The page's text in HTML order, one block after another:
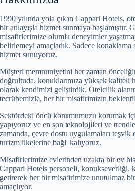
1990 yılında yola çıkan Cappari Hotels,
bir anlayışla hizmet sunmaya başlamıştır.
misafirlerimize olumlu deneyimler
belirlemeyi amaçladık. Sadece
hizmet sunuyoruz.
Müşteri memnuniyetini her zaman
doğrultuda, konuklarımıza yüksek kaliteli
olarak kendimizi geliştirdik. Otelcilik
tecrübemizle, her bir misafirimizin
Sektördeki öncü konumumuzu korumak
yapıyoruz ve en son teknolojileri ve
zamanda, çevre dostu uygulamaları
turizm ilkelerine bağlı kalıyoruz.
Misafirlerimize evlerinden uzakta bir ev
Cappari Hotels personeli, konukseverliği,
getirerek her bir misafirimize unutulmaz
amaçlıyor.